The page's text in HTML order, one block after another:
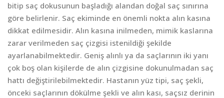
bitip saç dokusunun başladığı alandan doğal saç sınırına
göre belirlenir. Saç ekiminde en önemli nokta alın kasına
dikkat edilmesidir. Alın kasına inilmeden, mimik kaslarına
zarar verilmeden saç çizgisi istenildiği şekilde
ayarlanabilmektedir. Geniş alınlı ya da saçlarının iki yanı
çok boş olan kişilerde de alın çizgisine dokunulmadan saç
hattı değiştirilebilmektedir. Hastanın yüz tipi, saç şekli,
önceki saçlarının dökülme şekli ve alın kası, saçsız derinin